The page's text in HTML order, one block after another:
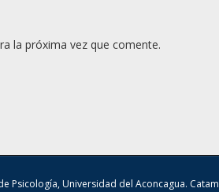
la próxima vez que comente.
Psicología, Universidad del Aconcagua.